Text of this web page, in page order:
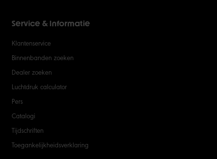
Service & Informatie
Klantenservice
Binnenbanden zoeken
Dealer zoeken
Luchtdruk calculator
Pers
Catalogi
Tijdschriften
Toegankelijkheidsverklaring